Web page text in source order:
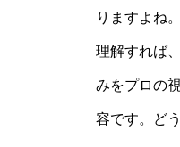
りますよね
理解すれば
みをプロの
容です。ど